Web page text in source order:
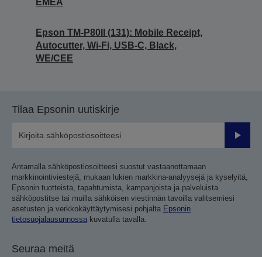
EMEA
Epson TM-P80II (131): Mobile Receipt,
Autocutter, Wi-Fi, USB-C, Black,
WE/CEE
Tilaa Epsonin uutiskirje
Lähetä
Antamalla sähköpostiosoitteesi suostut vastaanottamaan
markkinointiviestejä, mukaan lukien markkina-analyysejä ja kyselyitä,
Epsonin tuotteista, tapahtumista, kampanjoista ja palveluista
sähköpostitse tai muilla sähköisen viestinnän tavoilla valitsemiesi
asetusten ja verkkokäyttäytymisesi pohjalta Epsonin
tietosuojalausunnossa kuvatulla tavalla.
Seuraa meitä